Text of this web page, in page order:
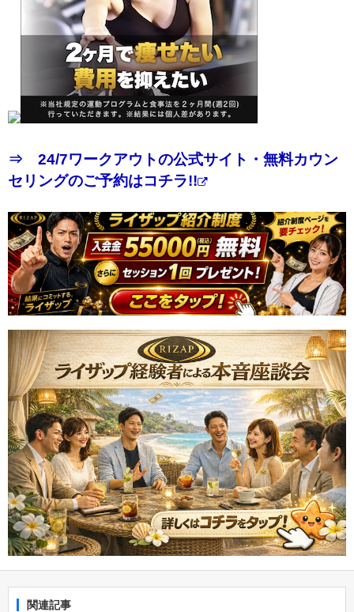
⇒ 24/7ワークアウトの公式サイト・無料カウン
セリングのご予約はコチラ!!
関連記事